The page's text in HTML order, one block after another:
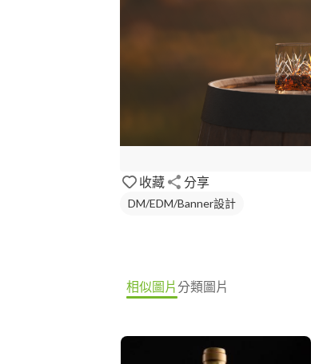
收藏 分享
DM/EDM/Banner設計
相似圖片分類圖片